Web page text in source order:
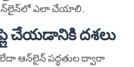
ఎలా చేయాలి.
చేయడానికి దశలు
ఆన్‌లైన్ పద్ధతుల ద్వారా